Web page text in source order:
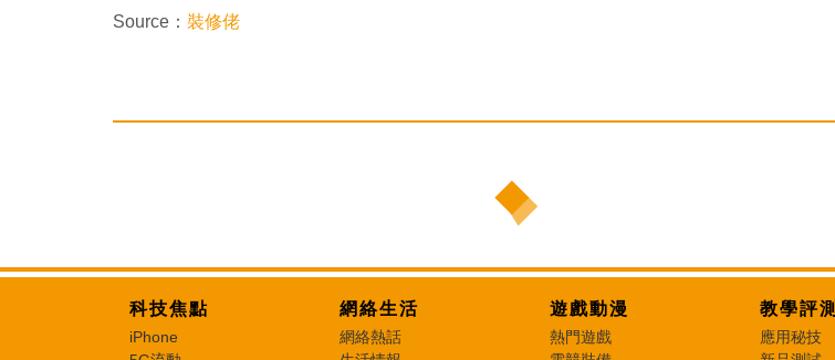
Source： 裝修佬
科技焦點
iPhone
網絡生活
網絡熱話
遊戲動漫
熱門遊戲
教學評測
應用秘技